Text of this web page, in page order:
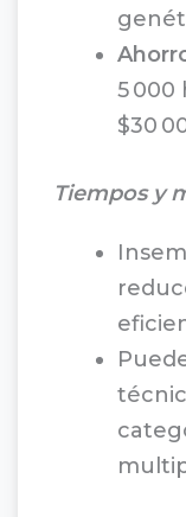
5 000
$30
Tiempos y